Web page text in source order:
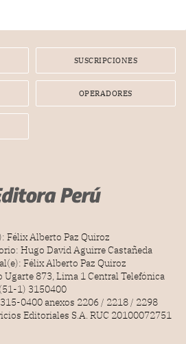
SUSCRIPCIONES
OPERADORES
Félix Alberto Paz Quiroz
Hugo David Aguirre Castañeda
Félix Alberto Paz Quiroz
Ugarte 873, Lima 1 Central Telefónica
(51-1) 3150400
0400 anexos 2206 / 2218 / 2298
Editoriales S.A. RUC 20100072751